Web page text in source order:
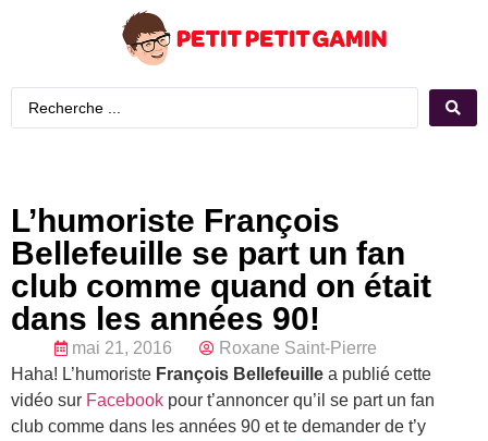
L’humoriste François
Bellefeuille se part un fan
club comme quand on était
dans les années 90!
mai 21, 2016
Roxane Saint-Pierre
Haha! L’humoriste François Bellefeuille a publié cette
vidéo sur Facebook pour t’annoncer qu’il se part un fan
club comme dans les années 90 et te demander de t’y